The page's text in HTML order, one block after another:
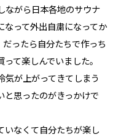
ながら日本各地のサウナ
なって外出自粛になってか
ったら自分たちで作っち
て楽しんでいました。
気が上がってきてしまう
と思ったのがきっかけで
いなくて自分たちが楽し